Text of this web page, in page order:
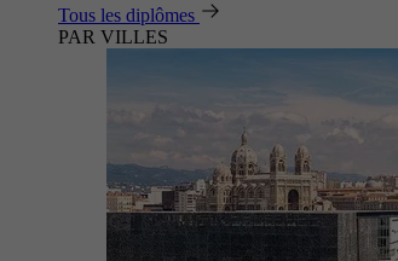
Tous les diplômes
PAR VILLES